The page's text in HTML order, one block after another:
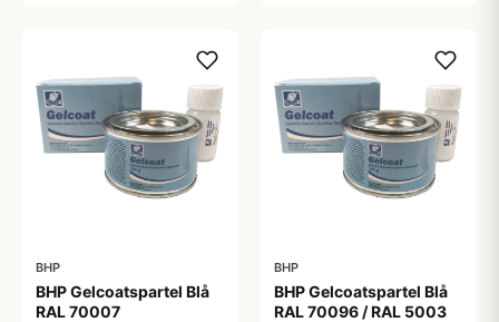
BHP
BHP Gelcoatspartel Blå
RAL 70007
BHP
BHP Gelcoatspartel Blå
RAL 70096 / RAL 5003